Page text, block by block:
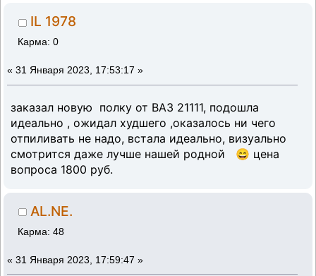
IL 1978
Карма: 0
« 31 Января 2023, 17:53:17 »
заказал новую полку от ВАЗ 21111, подошла
идеально , ожидал худшего ,оказалось ни чего
отпиливать не надо, встала идеально, визуально
смотрится даже лучше нашей родной 😄 цена
вопроса 1800 руб.
AL.NE.
Карма: 48
« 31 Января 2023, 17:59:47 »